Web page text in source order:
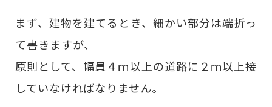
まず、建物を建てるとき、細かい部分は端折っ
て書きますが、
原則として、幅員４ｍ以上の道路に２ｍ以上接
していなければなりません。